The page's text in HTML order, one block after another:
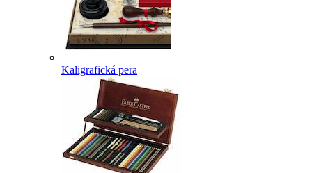
Kaligrafická pera